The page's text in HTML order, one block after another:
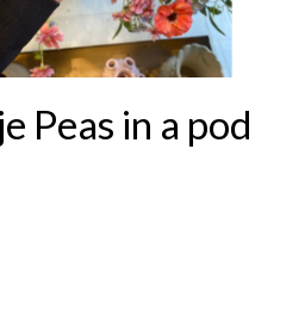
Peas in a pod
is